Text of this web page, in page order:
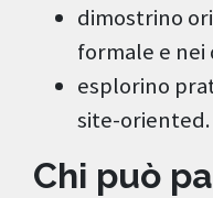
dimostrino
formale e nei
esplorino
site-oriented.
Chi può